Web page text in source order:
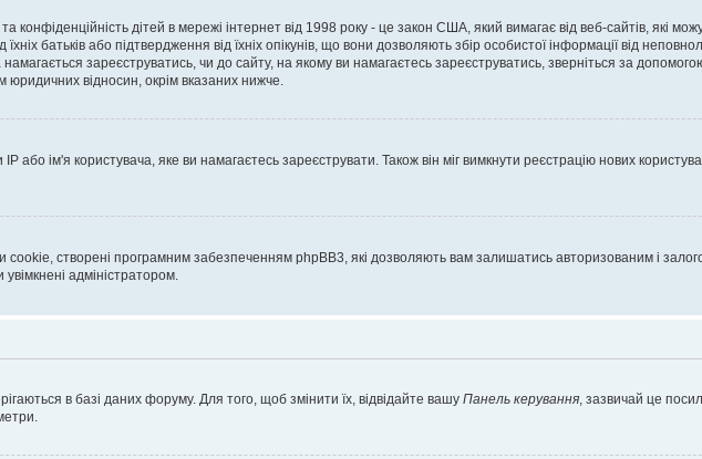
дітей в мережі інтернет від 1998 року - це закон США, який вимагає від веб-сайтів, які
батьків або підтвердження від їхніх опікунів, що вони дозволяють збір особистої інформації від
зареєструватись, чи до сайту, на якому ви намагаєтесь зареєструватись, зверніться за
відносин, окрім вказаних нижче.
ім'я користувача, яке ви намагаєтесь зареєструвати. Також він міг вимкнути реєстрацію нових
створені програмним забезпеченням phpBB3, які дозволяють вам залишатись авторизованим і
адміністратором.
в базі даних форуму. Для того, щоб змінити їх, відвідайте вашу Панель керування , зазвичай це